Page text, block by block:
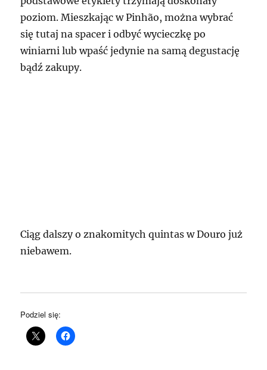
poziom. Mieszkając w Pinhão, można wybrać
się tutaj na spacer i odbyć wycieczkę po
winiarni lub wpaść jedynie na samą degustację
bądź zakupy.
Ciąg dalszy o znakomitych quintas w Douro już
niebawem.
Podziel się: